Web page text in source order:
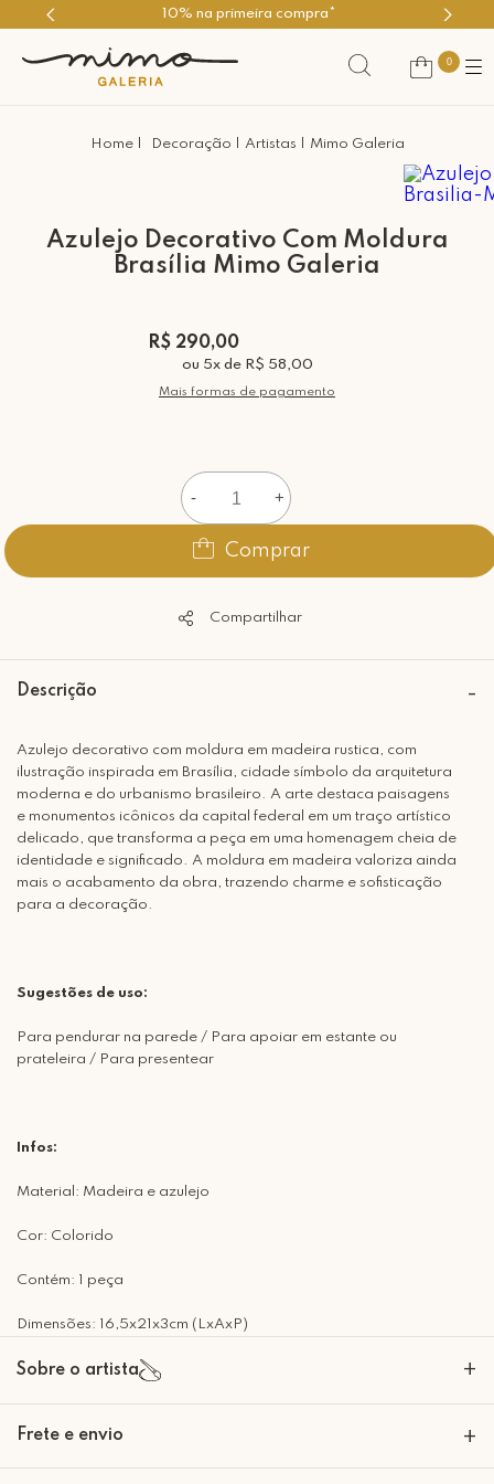
10% na primeira compra*
0
Decoração Artistas Mimo Galeria
Azulejo Decorativo Com Moldura
Brasília Mimo Galeria
R$ 290,00
ou 5xde R$ 58,00
Mais formas de pagamento
- +
Comprar
Compartilhar
Descrição
Azulejo decorativo com moldura em madeira rustica, com
ilustração inspirada em Brasília, cidade símbolo da arquitetura
moderna e do urbanismo brasileiro. A arte destaca paisagens
e monumentos icônicos da capital federal em um traço artístico
delicado, que transforma a peça em uma homenagem cheia de
identidade e significado. A moldura em madeira valoriza ainda
mais o acabamento da obra, trazendo charme e sofisticação
para a decoração.
Sugestões de uso:
Para pendurar na parede / Para apoiar em estante ou
prateleira / Para presentear
Infos:
Material: Madeira e azulejo
Cor: Colorido
Contém: 1 peça
Dimensões: 16,5x21x3cm (LxAxP)
Sobre o artista +
A Mimo Galeria nasceu para transformar paredes em expressões de
Frete e envio +